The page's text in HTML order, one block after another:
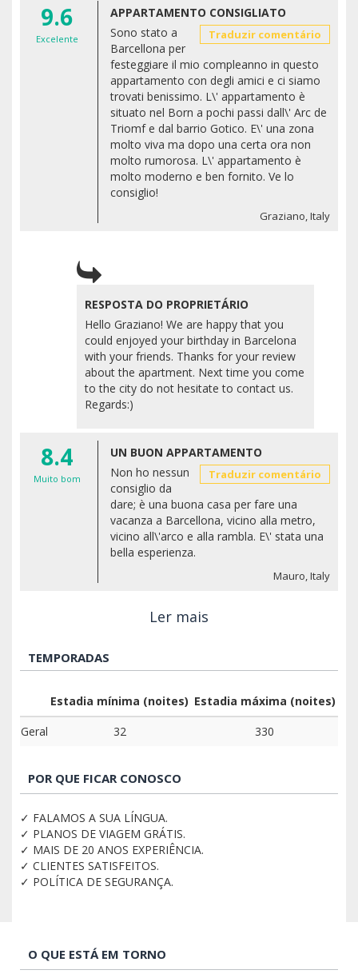
9.6
Excelente
APPARTAMENTO CONSIGLIATO
Traduzir comentário
Sono stato a
Barcellona per
festeggiare il mio compleanno in questo
appartamento con degli amici e ci siamo
trovati benissimo. L\' appartamento è
situato nel Born a pochi passi dall\' Arc de
Triomf e dal barrio Gotico. E\' una zona
molto viva ma dopo una certa ora non
molto rumorosa. L\' appartamento è
molto moderno e ben fornito. Ve lo
consiglio!
Graziano, Italy
RESPOSTA DO PROPRIETÁRIO
Hello Graziano! We are happy that you
could enjoyed your birthday in Barcelona
with your friends. Thanks for your review
about the apartment. Next time you come
to the city do not hesitate to contact us.
Regards:)
8.4
Muito bom
UN BUON APPARTAMENTO
Traduzir comentário
Non ho nessun
consiglio da
dare; è una buona casa per fare una
vacanza a Barcellona, vicino alla metro,
vicino all\'arco e alla rambla. E\' stata una
bella esperienza.
Mauro, Italy
Ler mais
TEMPORADAS
Estadia mínima (noites) Estadia máxima (noites)
Geral
32 330
POR QUE FICAR CONOSCO
✓ FALAMOS A SUA LÍNGUA.
✓ PLANOS DE VIAGEM GRÁTIS.
✓ MAIS DE 20 ANOS EXPERIÊNCIA.
✓ CLIENTES SATISFEITOS.
✓ POLÍTICA DE SEGURANÇA.
O QUE ESTÁ EM TORNO